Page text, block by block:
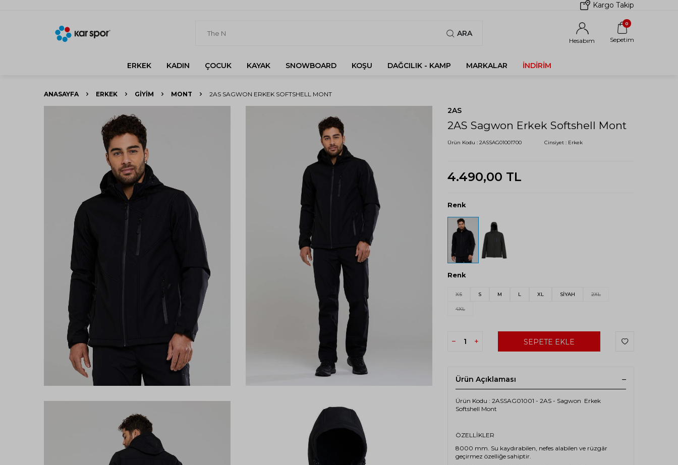
Kargo Takip
ARA
Hesabım
0
Sepetim
ERKEK KADIN ÇOCUK KAYAK SNOWBOARD KOŞU DAĞCILIK - KAMP MARKALAR İNDIRIM
ANASAYFA ERKEK GIYIM MONT 2AS SAGWON ERKEK SOFTSHELL MONT
2AS
2AS Sagwon Erkek Softshell Mont
Ürün Kodu : 2ASSAG01001700 Cinsiyet : Erkek
4.490,00 TL
Renk
Renk
XS S M L XL SİYAH 2XL
4XL
SEPETE EKLE
Ürün Açıklaması
Ürün Kodu : 2ASSAG01001 - 2AS - Sagwon Erkek
Softshell Mont
ÖZELLİKLER
8000 mm. Su kaydırabilen, nefes alabilen ve rüzgâr
geçirmez özelliğe sahiptir.